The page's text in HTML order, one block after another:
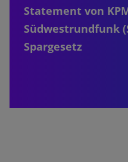
Statement von
Südwestrundfunk
Spargesetz